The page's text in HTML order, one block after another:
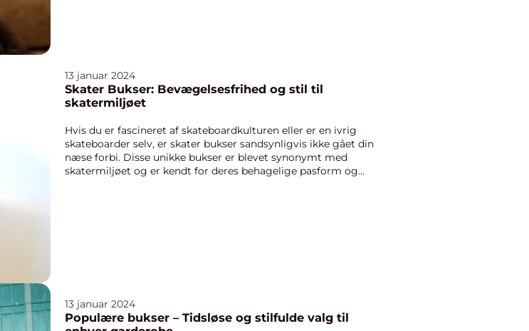
13 januar 2024
Skater Bukser: Bevægelsesfrihed og stil til
skatermiljøet
Hvis du er fascineret af skateboardkulturen eller er en ivrig
skateboarder selv, er skater bukser sandsynligvis ikke gået din
næse forbi. Disse unikke bukser er blevet synonymt med
skatermiljøet og er kendt for deres behagelige pasform og
13 januar 2024
Populære bukser – Tidsløse og stilfulde valg til